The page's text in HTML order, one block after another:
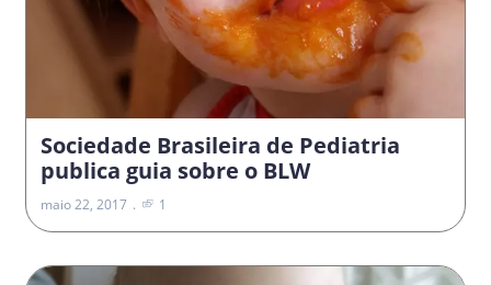
Sociedade Brasileira de Pediatria
publica guia sobre o BLW
maio 22, 2017 1